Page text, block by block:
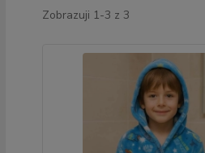
Zobrazuji 1-3 z 3